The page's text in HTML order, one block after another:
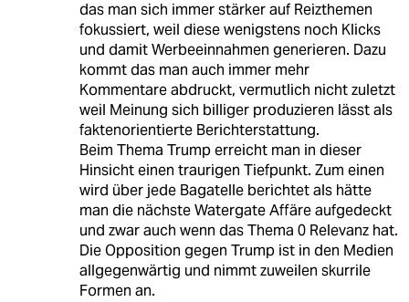
das man sich immer stärker auf Reizthemen
fokussiert, weil diese wenigstens noch Klicks
und damit Werbeeinnahmen generieren. Dazu
kommt das man auch immer mehr
Kommentare abdruckt, vermutlich nicht zuletzt
weil Meinung sich billiger produzieren lässt als
faktenorientierte Berichterstattung.
Beim Thema Trump erreicht man in dieser
Hinsicht einen traurigen Tiefpunkt. Zum einen
wird über jede Bagatelle berichtet als hätte
man die nächste Watergate Affäre aufgedeckt
und zwar auch wenn das Thema 0 Relevanz hat.
Die Opposition gegen Trump ist in den Medien
allgegenwärtig und nimmt zuweilen skurrile
Formen an.